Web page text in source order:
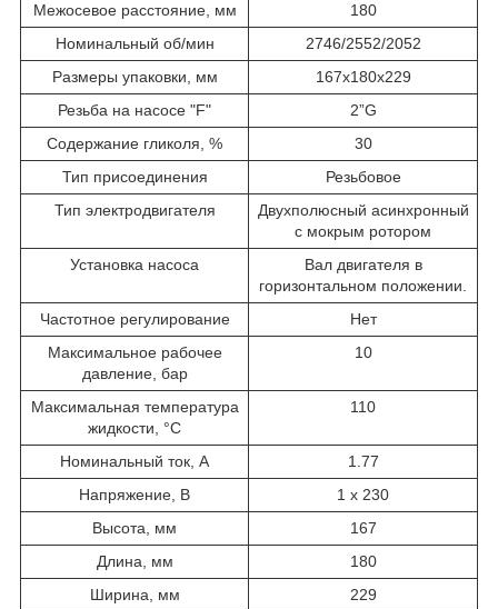
Межосевое расстояние, мм
180
Номинальный об/мин
2746/2552/2052
Размеры упаковки, мм
167x180x229
Резьба на насосе "F"
2”G
Содержание гликоля, %
30
Тип присоединения
Резьбовое
Тип электродвигателя
Двухполюсный асинхронный
с мокрым ротором
Установка насоса
Вал двигателя в
горизонтальном положении.
Частотное регулирование
Нет
Максимальное рабочее
давление, бар
10
Максимальная температура
жидкости, °С
110
Номинальный ток, А
1.77
Напряжение, В
1 x 230
Высота, мм
167
Длина, мм
180
Ширина, мм
229